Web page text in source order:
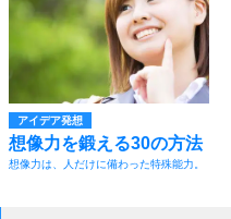
アイデア発想
想像力を鍛える30の方法
想像力は、人だけに備わった特殊能力。